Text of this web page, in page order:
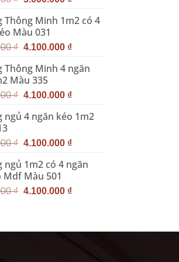
là:
6.800.000 ₫.
tại
5.000.000 ₫.
Thông Minh 1m2 có 4
Màu 031
₫ Giá
là:
4.900.000 ₫.
4.100.000 ₫Giá
tại
4.100.000 ₫.
Thông Minh 4 ngăn
Màu 335
₫ Giá
là:
4.100.000 ₫Giá
tại
4.100.000 ₫.
ngủ 4 ngăn kéo 1m2
₫ Giá
là:
4.900.000 ₫.
4.100.000 ₫Giá
tại
4.100.000 ₫.
ngủ 1m2 có 4 ngăn
Mdf Màu 501
₫ Giá
4.100.000 ₫Giá